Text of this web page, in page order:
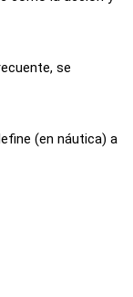
se
(en náutica) a